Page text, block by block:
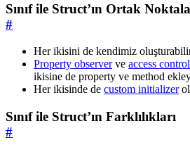
Sınıf ile Struct’ın Ortak
#
Her ikisini de kendimiz
Property observerve access control
ikisine de property ve method
Her ikisinde de custom initializer
Sınıf ile Struct’ın Farklılıkları
#